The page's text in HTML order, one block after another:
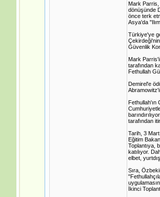
Mark Parris,
dönüşünde
önce terk
Asya'da
Türkiye'ye
Güvenlik
Mark
tarafından
Fethullah
Demirel'e
Fethullah'ın
tarafından
Tarih, 3
Eğitim
Toplantıya,
katılıyor.
elbet,
Sıra,
İkinci